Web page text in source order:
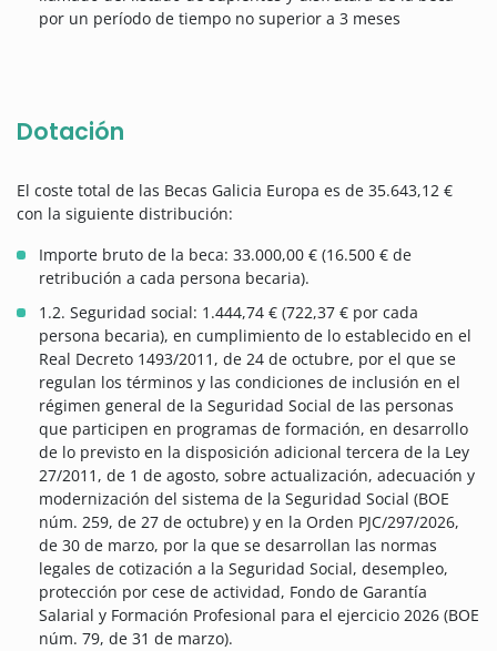
por un período de tiempo no superior a 3 meses
Dotación
El coste total de las Becas Galicia Europa es de 35.643,12 €
con la siguiente distribución:
Importe bruto de la beca: 33.000,00 € (16.500 € de
retribución a cada persona becaria).
1.2. Seguridad social: 1.444,74 € (722,37 € por cada
persona becaria), en cumplimiento de lo establecido en el
Real Decreto 1493/2011, de 24 de octubre, por el que se
regulan los términos y las condiciones de inclusión en el
régimen general de la Seguridad Social de las personas
que participen en programas de formación, en desarrollo
de lo previsto en la disposición adicional tercera de la Ley
27/2011, de 1 de agosto, sobre actualización, adecuación y
modernización del sistema de la Seguridad Social (BOE
núm. 259, de 27 de octubre) y en la Orden PJC/297/2026,
de 30 de marzo, por la que se desarrollan las normas
legales de cotización a la Seguridad Social, desempleo,
protección por cese de actividad, Fondo de Garantía
Salarial y Formación Profesional para el ejercicio 2026 (BOE
núm. 79, de 31 de marzo).